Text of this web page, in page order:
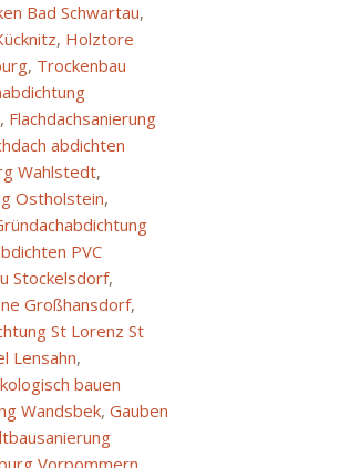
Bad Schwartau,
, Holztore
, Trockenbau
, Flachdachsanierung
abdichten
Wahlstedt,
Ostholstein,
PVC
Stockelsdorf,
Großhansdorf,
St Lorenz St
Lensahn,
bauen
Wandsbek, Gauben
Vorpommern